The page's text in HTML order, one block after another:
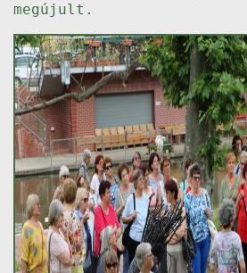
megújult.